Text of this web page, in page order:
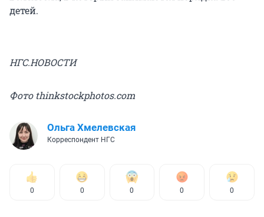
детей.
НГС.НОВОСТИ
Фото thinkstockphotos.com
Ольга Хмелевская
Корреспондент НГС
0 0 0 0 0